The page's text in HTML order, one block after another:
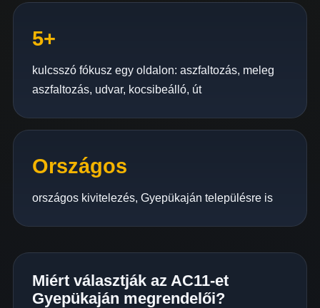
5+
kulcsszó fókusz egy oldalon: aszfaltozás, meleg
aszfaltozás, udvar, kocsibeálló, út
Országos
országos kivitelezés, Gyepükaján településre is
Miért választják az AC11-et
Gyepükaján megrendelői?